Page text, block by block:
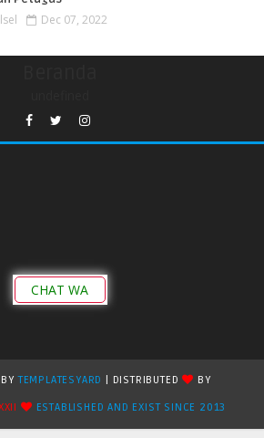
Dec 07, 2022
CHAT WA
BYTEMPLATESYARD | DISTRIBUTED
BY
ESTABLISHED AND EXIST SINCE 2013